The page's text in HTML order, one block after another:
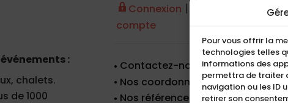
Pour vous offrir la
technologies telles
informations des
permettra de traiter
navigation ou les ID
retirer son
:
chalets.
de 1000
Connexion |
compte
Contactez-nous
Nos coordonnées
Nos références